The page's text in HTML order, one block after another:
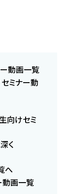
動画一覧
ミナー動
向けセミ
く
へ
動画一覧